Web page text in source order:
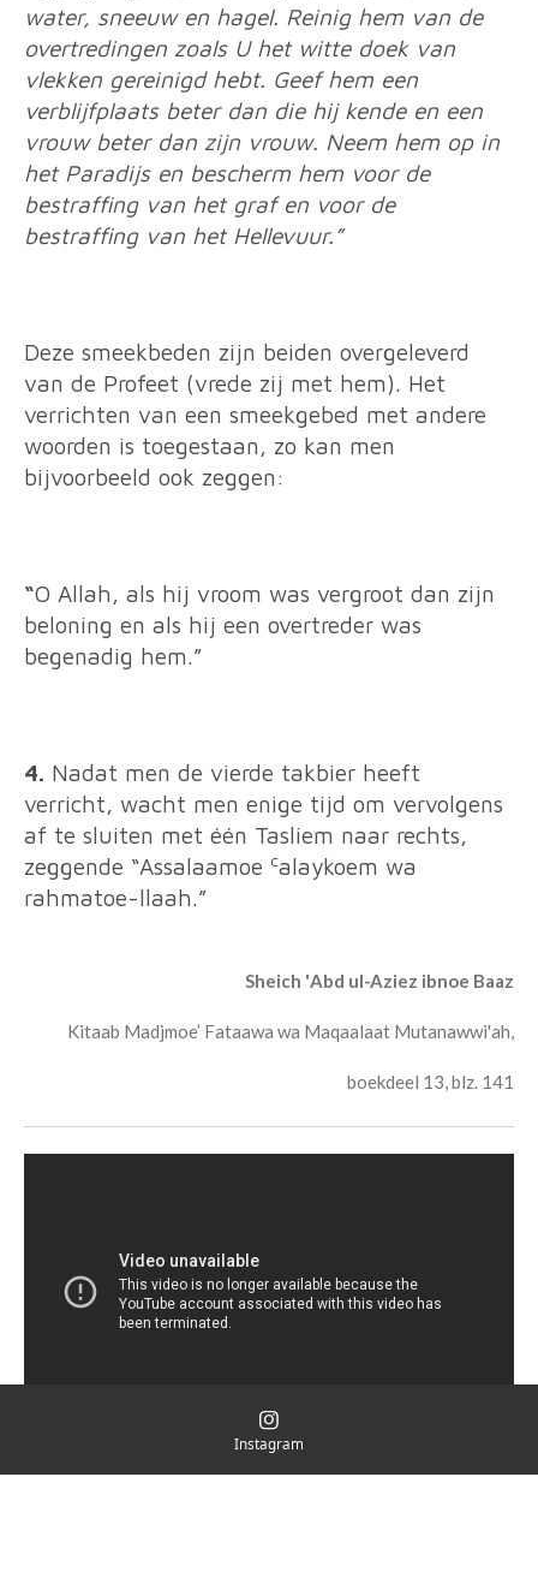
water, sneeuw en hagel. Reinig hem van de
overtredingen zoals U het witte doek van
vlekken gereinigd hebt. Geef hem een
verblijfplaats beter dan die hij kende en een
vrouw beter dan zijn vrouw. Neem hem op in
het Paradijs en bescherm hem voor de
bestraffing van het graf en voor de
bestraffing van het Hellevuur.”
Deze smeekbeden zijn beiden overgeleverd
van de Profeet (vrede zij met hem). Het
verrichten van een smeekgebed met andere
woorden is toegestaan, zo kan men
bijvoorbeeld ook zeggen:
“O Allah, als hij vroom was vergroot dan zijn
beloning en als hij een overtreder was
begenadig hem.”
4. Nadat men de vierde takbier heeft
verricht, wacht men enige tijd om vervolgens
af te sluiten met één Tasliem naar rechts,
zeggende “Assalaamoe calaykoem wa
rahmatoe-llaah.”
Sheich 'Abd ul-Aziez ibnoe Baaz
Kitaab Madjmoe’ Fataawa wa Maqaalaat Mutanawwi'ah,
boekdeel 13, blz. 141
Instagram